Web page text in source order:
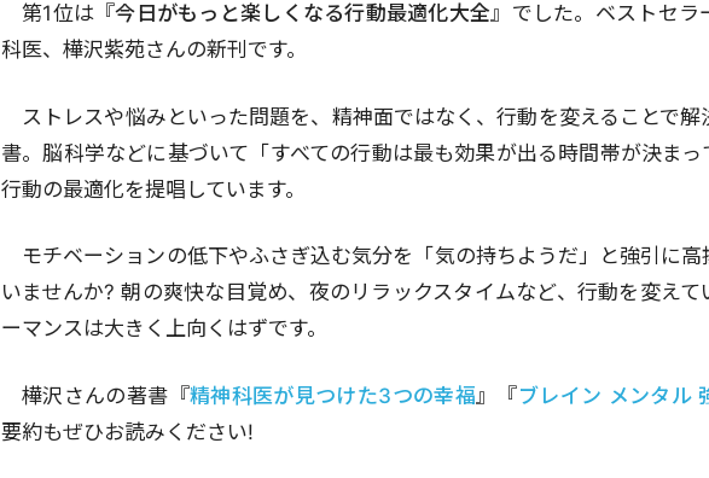
第1位は『今日がもっと楽しくなる行動最適化大全』でした。ベストセラ
科医、樺沢紫苑さんの新刊です。
ストレスや悩みといった問題を、精神面ではなく、行動を変えることで
書。脳科学などに基づいて「すべての行動は最も効果が出る時間帯が決ま
行動の最適化を提唱しています。
モチベーションの低下やふさぎ込む気分を「気の持ちようだ」と強引に
いませんか? 朝の爽快な目覚め、夜のリラックスタイムなど、行動を変えて
ーマンスは大きく上向くはずです。
樺沢さんの著書『精神科医が見つけた3つの幸福 』『ブレイン メンタル
要約もぜひお読みください!